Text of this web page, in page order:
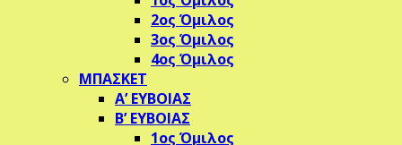
2ος Όμιλος
3ος Όμιλος
4ος Όμιλος
ΜΠΑΣΚΕΤ
Α’ ΕΥΒΟΙΑΣ
Β’ ΕΥΒΟΙΑΣ
1ος Όμιλος